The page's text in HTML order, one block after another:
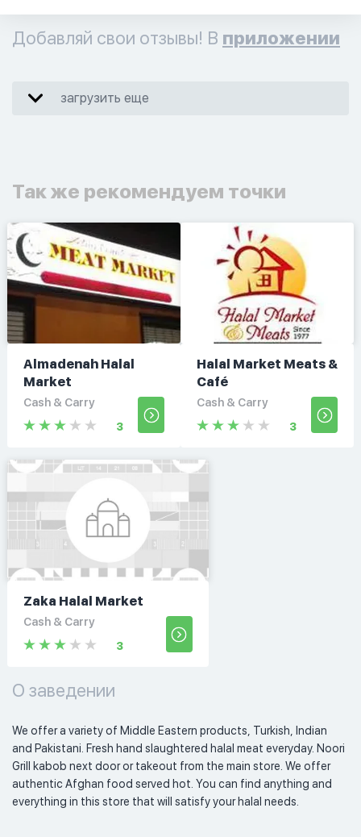
Добавляй свои отзывы! В приложении
загрузить еще
Так же рекомендуем точки
Almadenah Halal
Market
Cash & Carry
3
Halal Market Meats &
Café
Cash & Carry
3
Zaka Halal Market
Cash & Carry
3
О заведении
We offer a variety of Middle Eastern products, Turkish, Indian
and Pakistani. Fresh hand slaughtered halal meat everyday. Noori
Grill kabob next door or takeout from the main store. We offer
authentic Afghan food served hot. You can find anything and
everything in this store that will satisfy your halal needs.